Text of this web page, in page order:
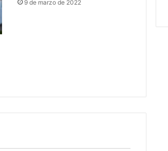
9 de marzo de 2022